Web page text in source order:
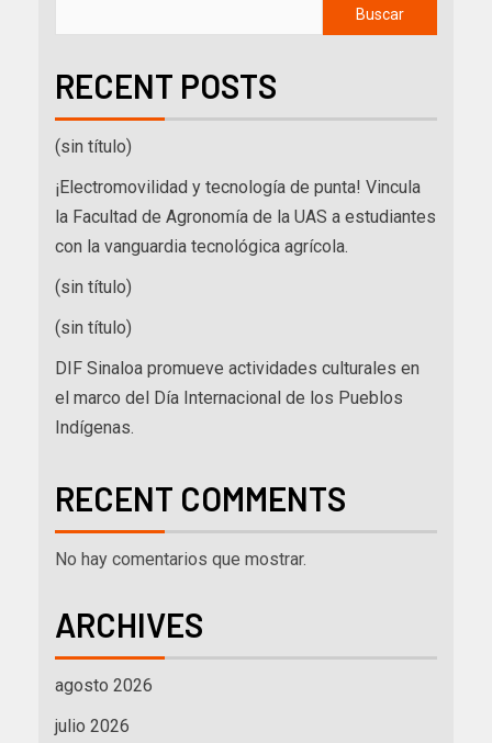
Buscar
RECENT POSTS
(sin título)
¡Electromovilidad y tecnología de punta! Vincula
la Facultad de Agronomía de la UAS a estudiantes
con la vanguardia tecnológica agrícola.
(sin título)
(sin título)
DIF Sinaloa promueve actividades culturales en
el marco del Día Internacional de los Pueblos
Indígenas.
RECENT COMMENTS
No hay comentarios que mostrar.
ARCHIVES
agosto 2026
julio 2026